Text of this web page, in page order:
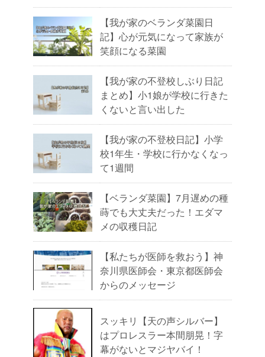
【我が家のベランダ菜園日
記】心が元気になって家族が
笑顔になる菜園
【我が家の不登校しぶり日記
まとめ】小1娘が学校に行きた
くないと言い出した
【我が家の不登校日記】小学
校1年生・学校に行かなくなっ
て1週間
【ベランダ菜園】7月遅めの種
蒔でも大丈夫だった！エダマ
メの収穫日記
【私たちが医師を救おう】神
奈川県医師会・東京都医師会
からのメッセージ
スッキリ【天の声シルバー】
はプロレスラー本間朋晃！字
幕がないとマジヤバイ！